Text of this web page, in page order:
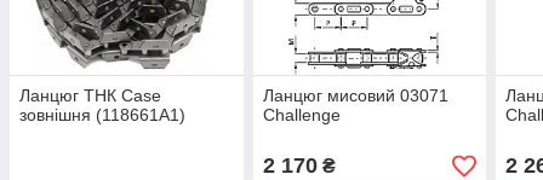
Ланцюг ТНК Case
зовнішня (118661А1)
Ланцюг мисовий 03071
Challenge
2 170₴ 2